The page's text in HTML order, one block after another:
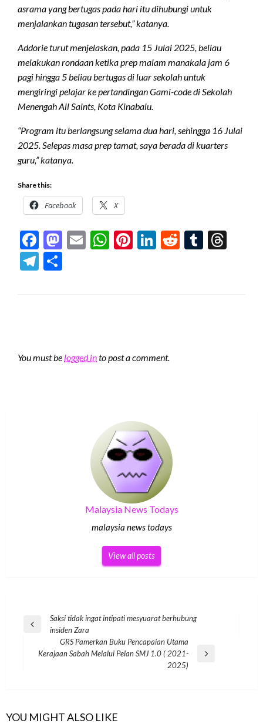
asrama yang bertugas pada hari itu dihubungi untuk
menjalankan tugasan tersebut,” katanya.
Addorie turut menjelaskan, pada 15 Julai 2025, beliau
melakukan rondaan ketika prep malam manakala jam 6
pagi hingga 5 beliau bertugas di luar sekolah untuk
mengiringi pelajar ke pertandingan Gami-code di Sekolah
Menengah All Saints, Kota Kinabalu.
“Program itu berlangsung selama dua hari, sehingga 16 Julai
2025. Selepas masa prep tamat, saya berada di kuarters
guru,” katanya.
Share this:
Facebook X
Facebook
Mastodon
EmailWhatsApp
Pinterest
LinkedIn
RedditTumblr
Telegram
You must be logged into post a comment.
Malaysia News Todays
malaysia news todays
View all posts
Post
navigation
Previous
Saksi tidak ingat intipati mesyuarat berhubung
insiden Zara
Next
GRS Pamerkan Buku Pencapaian Utama
Kerajaan Sabah Melalui Pelan SMJ 1.0 ( 2021-
2025)
YOU MIGHT ALSO LIKE